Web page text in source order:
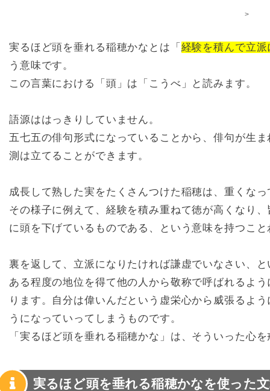
>
実るほど頭を垂れる稲穂かなとは「 経験を積んで立
う意味です。
この言葉における「頭」は「こうべ」と読みます。
語源ははっきりしていません。
五七五の俳句形式になっていることから、俳句が生
測は立てることができます。
成長して熟した実をたくさんつけた稲穂は、重くな
その様子に例えて、経験を積み重ねて徳が高くなり
に頭を下げているものである、という意味を持つこ
裏を返して、立派になりたければ謙虚でいなさい、
ある程度の地位を得て他の人から敬称で呼ばれるよ
ります。自分は偉いんだという虚栄心から威張るよ
うになっていってしまうものです。
「実るほど頭を垂れる稲穂かな」は、そういった心
実るほど頭を垂れる稲穂かなを使った